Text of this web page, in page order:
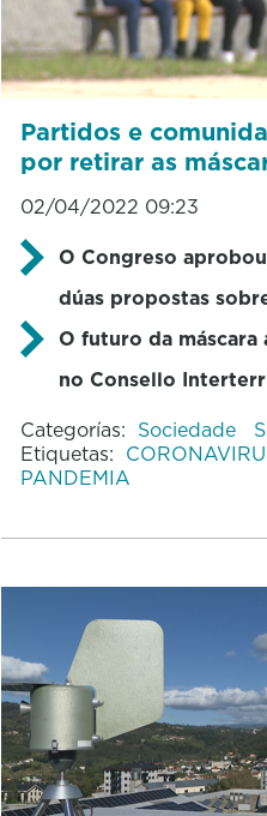
Partidos e
por retirar as
02/04/2022 09:23
O Congreso
dúas propostas
O futuro da
no Consello
Categorías: Sociedade
Etiquetas:
PANDEMIA